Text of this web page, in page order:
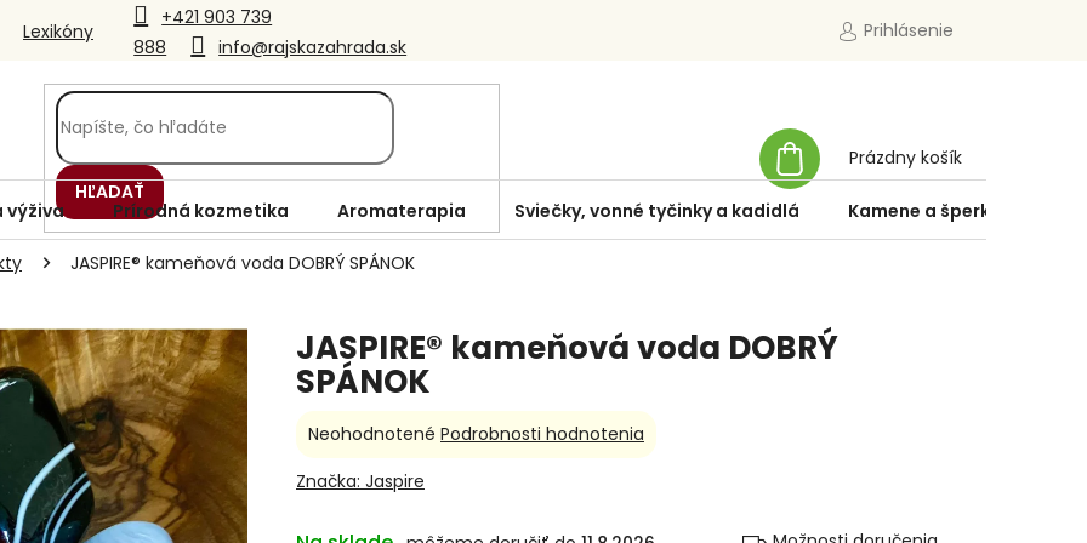
+421 903 739
888
info@rajskazahrada.sk
Lexikóny Prihlásenie
HĽADAŤ
KOŠÍK
Prázdny košík
výživa Prírodná kozmetika Aromaterapia Sviečky, vonné tyčinky a kadidlá Kamene a šperky
JASPIRE® kameňová voda DOBRÝ SPÁNOK
JASPIRE® kameňová voda DOBRÝ
SPÁNOK
Priemerné
produktu
Neohodnotené Podrobnosti hodnotenia
Značka: Jaspire